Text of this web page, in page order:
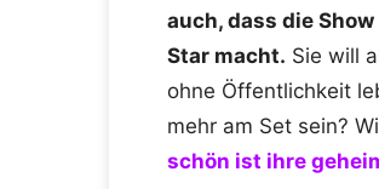
auch, dass die
Star macht. Sie will
ohne Öffentlichkeit
mehr am Set sein?
schön ist ihre